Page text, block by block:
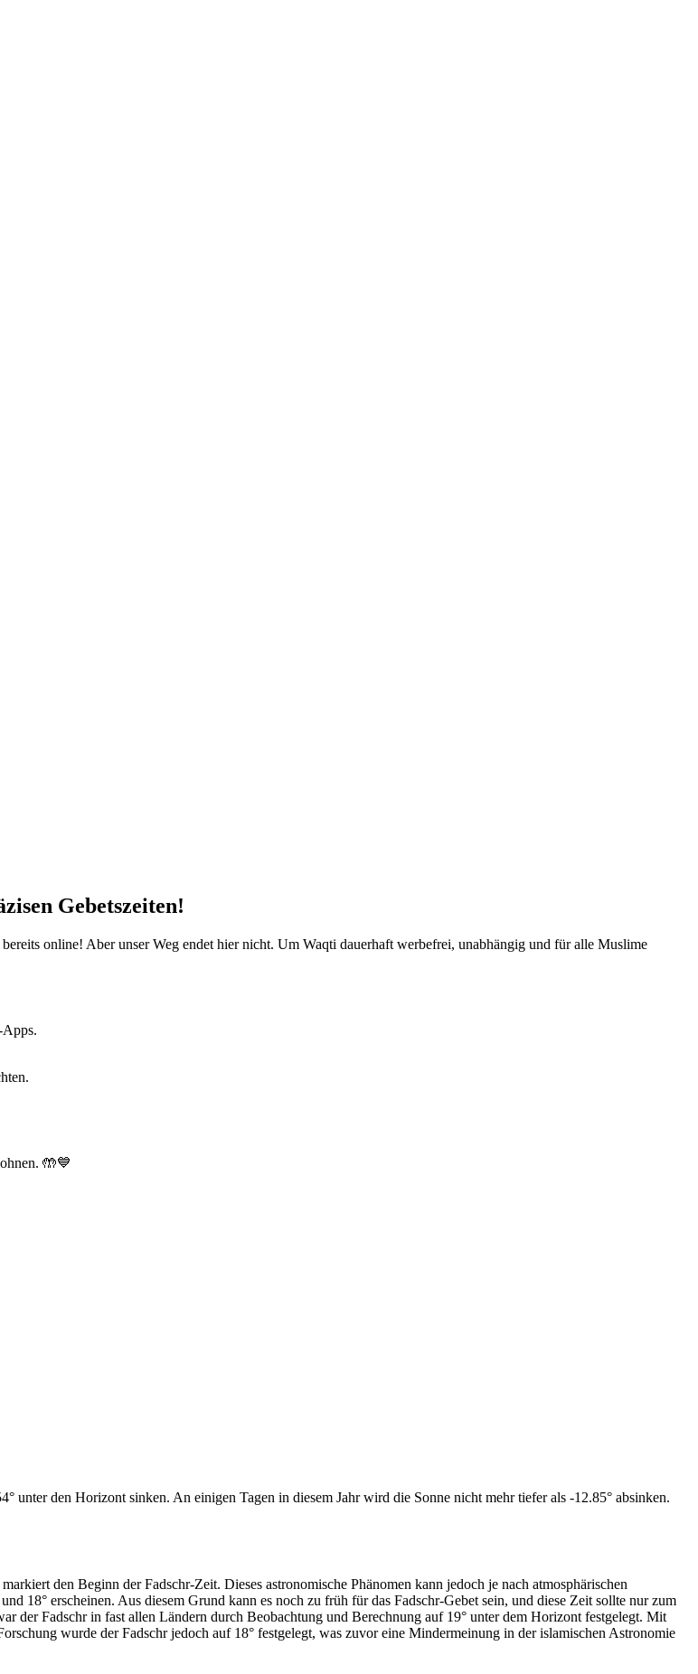
Gebetszeiten!
bereits online! Aber unser Weg endet hier nicht. Um Waqti dauerhaft werbefrei, unabhängig und für alle Muslime
🤲💙
unter den Horizont sinken. An einigen Tagen in diesem Jahr wird die Sonne nicht mehr tiefer als -12.85° absinken.
den Beginn der Fadschr-Zeit. Dieses astronomische Phänomen kann jedoch je nach atmosphärischen
18° erscheinen. Aus diesem Grund kann es noch zu früh für das Fadschr-Gebet sein, und diese Zeit sollte nur zum
der Fadschr in fast allen Ländern durch Beobachtung und Berechnung auf 19° unter dem Horizont festgelegt. Mit
wurde der Fadschr jedoch auf 18° festgelegt, was zuvor eine Mindermeinung in der islamischen Astronomie